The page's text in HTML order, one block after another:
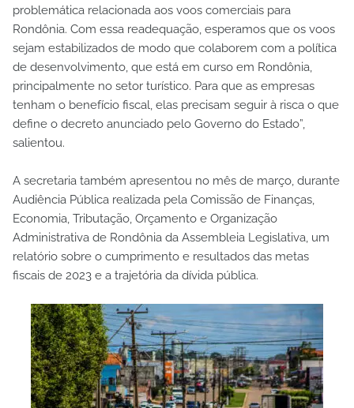
problemática relacionada aos voos comerciais para
Rondônia. Com essa readequação, esperamos que os voos
sejam estabilizados de modo que colaborem com a política
de desenvolvimento, que está em curso em Rondônia,
principalmente no setor turístico. Para que as empresas
tenham o benefício fiscal, elas precisam seguir à risca o que
define o decreto anunciado pelo Governo do Estado”,
salientou.
A secretaria também apresentou no mês de março, durante
Audiência Pública realizada pela Comissão de Finanças,
Economia, Tributação, Orçamento e Organização
Administrativa de Rondônia da Assembleia Legislativa, um
relatório sobre o cumprimento e resultados das metas
fiscais de 2023 e a trajetória da dívida pública.